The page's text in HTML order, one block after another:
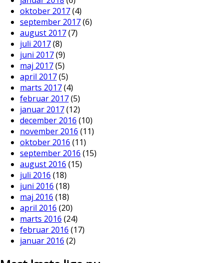
oktober 2017(4)
september 2017(6)
august 2017(7)
juli 2017(8)
juni 2017(9)
maj 2017(5)
april 2017(5)
marts 2017(4)
februar 2017(5)
januar 2017(12)
december 2016 (10)
november 2016 (11)
oktober 2016 (11)
september 2016 (15)
august 2016 (15)
juli 2016 (18)
juni 2016 (18)
maj 2016 (18)
april 2016 (20)
marts 2016 (24)
februar 2016 (17)
januar 2016 (2)